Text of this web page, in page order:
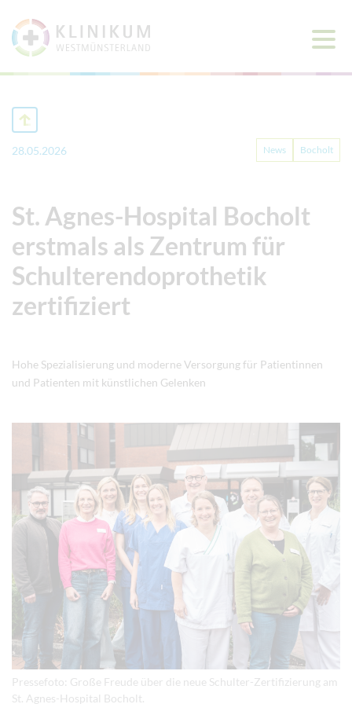
28.05.2026 News Bocholt
St. Agnes-Hospital Bocholt
erstmals als Zentrum für
Schulterendoprothetik
zertifiziert
Hohe Spezialisierung und moderne Versorgung für Patientinnen
und Patienten mit künstlichen Gelenken
Pressefoto: Große Freude über die neue Schulter-Zertifizierung am
St. Agnes-Hospital Bocholt.